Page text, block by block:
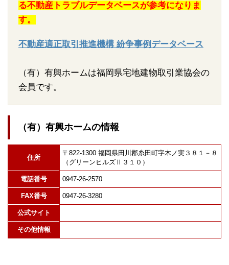
る不動産トラブルデータベースが参考になりま
す。
不動産適正取引推進機構 紛争事例データベース
（有）有興ホームは福岡県宅地建物取引業協会の
会員です。
（有）有興ホームの情報
住所
〒822-1300 福岡県田川郡糸田町字木ノ実３８１－８
（グリーンヒルズⅡ３１０）
電話番号 0947-26-2570
FAX番号 0947-26-3280
公式サイト
その他情報